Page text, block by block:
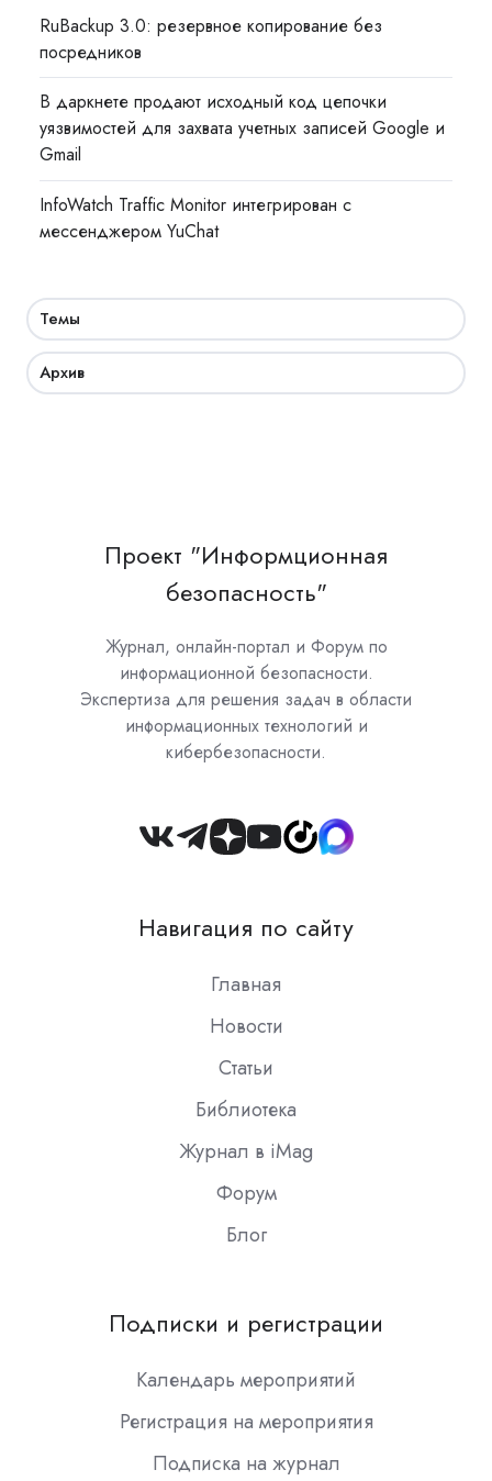
RuBackup 3.0: резервное копирование без
посредников
В даркнете продают исходный код цепочки
уязвимостей для захвата учетных записей Google и
Gmail
InfoWatch Traffic Monitor интегрирован с
мессенджером YuChat
Темы
Архив
Проект "Информционная
безопасность"
Журнал, онлайн-портал и Форум по
информационной безопасности.
Экспертиза для решения задач в области
информационных технологий и
кибербезопасности.
Join
Slack
Навигация по сайту
Главная
Новости
Статьи
Библиотека
Журнал в iMag
Форум
Блог
Подписки и регистрации
Календарь мероприятий
Регистрация на мероприятия
Подписка на журнал